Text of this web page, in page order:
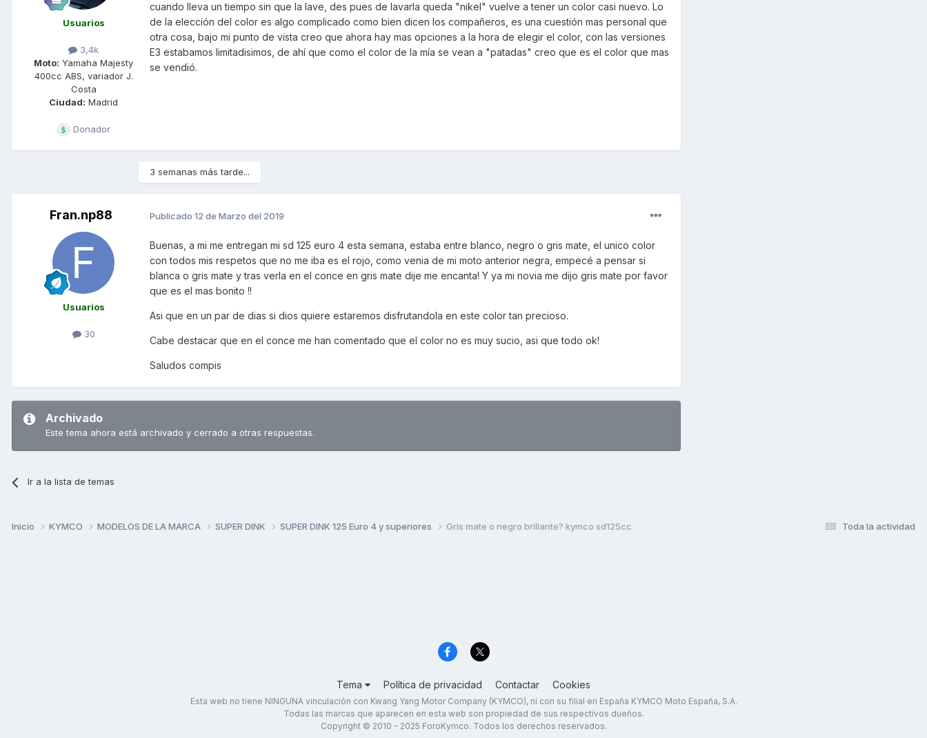
Usuarios
3,4k
Moto: Yamaha Majesty
400cc ABS, variador J.
Costa
Ciudad: Madrid
Donador
cuando lleva un tiempo sin que la lave, des pues de lavarla queda "nikel" vuelve a tener un color casi nuevo. Lo
de la elección del color es algo complicado como bien dicen los compañeros, es una cuestión mas personal que
otra cosa, bajo mi punto de vista creo que ahora hay mas opciones a la hora de elegir el color, con las versiones
E3 estabamos limitadisimos, de ahí que como el color de la mía se vean a "patadas" creo que es el color que mas
se vendió.
3 semanas más tarde...
Fran.np88
Usuarios
30
Publicado 12 de Marzo del 2019
Buenas, a mi me entregan mi sd 125 euro 4 esta semana, estaba entre blanco, negro o gris mate, el unico color
con todos mis respetos que no me iba es el rojo, como venia de mi moto anterior negra, empecé a pensar si
blanca o gris mate y tras verla en el conce en gris mate dije me encanta! Y ya mi novia me dijo gris mate por favor
que es el mas bonito !!
Asi que en un par de dias si dios quiere estaremos disfrutandola en este color tan precioso.
Cabe destacar que en el conce me han comentado que el color no es muy sucio, asi que todo ok!
Saludos compis
Archivado
Este tema ahora está archivado y cerrado a otras respuestas.
Ir a la lista de temas
Toda la actividad
Inicio KYMCO MODELOS DE LA MARCA SUPER DINK SUPER DINK 125 Euro 4 y superiores Gris mate o negro brillante? kymco sd125cc
Tema Política de privacidad Contactar Cookies
Esta web no tiene NINGUNA vinculación con Kwang Yang Motor Company (KYMCO), ni con su filial en España KYMCO Moto España, S.A.
Todas las marcas que aparecen en esta web son propiedad de sus respectivos dueños.
Copyright © 2010 - 2025 ForoKymco. Todos los derechos reservados.